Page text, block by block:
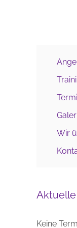
Wir
Keine